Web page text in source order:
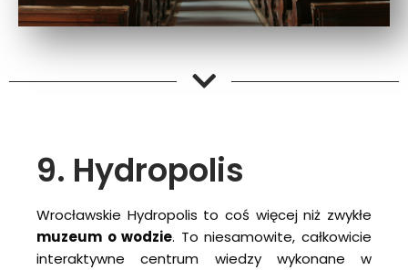
9. Hydropolis
Wrocławskie Hydropolis to coś więcej niż zwykłe
muzeum o wodzie. To niesamowite, całkowicie
interaktywne centrum wiedzy wykonane w